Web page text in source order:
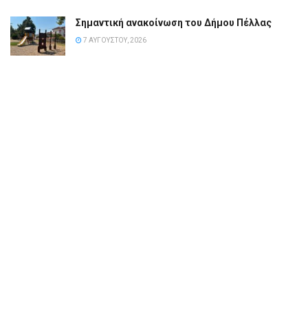
Σημαντική ανακοίνωση του Δήμου Πέλλας
7 ΑΥΓΟΎΣΤΟΥ, 2026